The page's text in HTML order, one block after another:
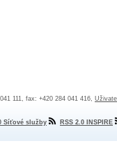
111, fax: +420 284 041 416,
Síťové služby RSS 2.0 INSPIRE